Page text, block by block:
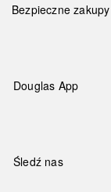
Bezpieczne zakupy
Douglas App
Śledź nas